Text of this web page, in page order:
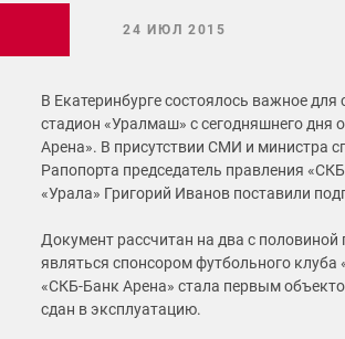
24 ИЮЛ 2015
В Екатеринбурге состоялось важное
стадион «Уралмаш» с сегодняшнего дня
Арена». В присутствии СМИ и министра
Рапопорта председатель правления
«Урала» Григорий Иванов поставили
Документ рассчитан на два с половиной
являться спонсором футбольного
«СКБ-Банк Арена» стала первым
сдан в эксплуатацию.